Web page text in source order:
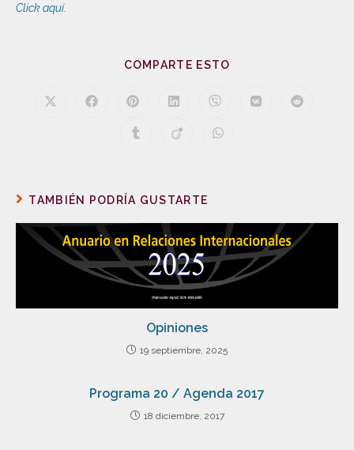
Click aquí.
COMPARTE ESTO
TAMBIÉN PODRÍA GUSTARTE
Opiniones
19 septiembre, 2025
Programa 20 / Agenda 2017
18 diciembre, 2017